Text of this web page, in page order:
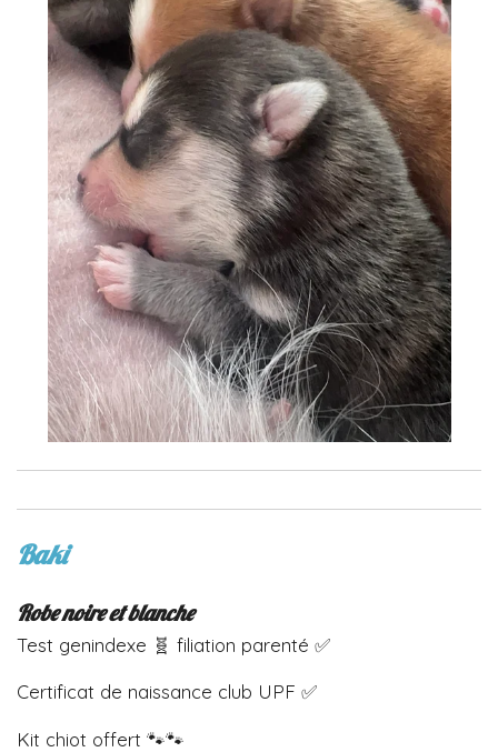
Baki
Robe noire et blanche
Test genindexe 🧬 filiation parenté ✅
Certificat de naissance club UPF ✅
Kit chiot offert 🐾🐾